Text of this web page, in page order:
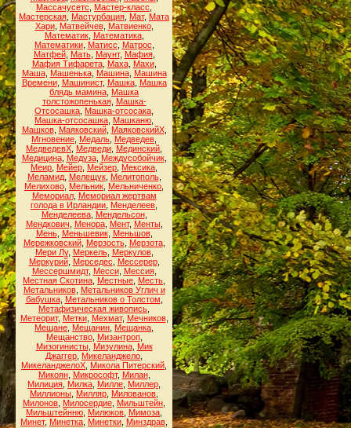
Массачусетс
Мастер-класс
Мастерская Мастурбация Мат, Мата
Хари, Матвейчев, Матвиенко,
Математик, Математика,
Математики, Матисс Матрос
Матфей, Мать, Маунт, Мафия,
Мафия Тифарета, Маха, Махи,
Маша, Машенька, Машина, Машина
Времени, Машинист, Машка, Машка
блядь мамина Машка
толстожопенькая, Машка-
Отсосашка Машка-отсосака
Машка-отсосашка Машканю
Машков, Маяковский, МаяковскийХ,
Мгновение Медаль Медведев
МедведевХ Медведи Мединский
Медицина, Медуза, Междусобойчик,
Меир Мейер Мейзер Мексика
Меламид, Мелещук, Мелитополь,
Мелихово Мельник Мельниченко
Мемориал, Мемориал жертвам
голода в Ирландии Менделеев
Менделеева, Мендельсон,
Мендкович
Менора, Мент, Менты,
Мень, Меньшевик, Меньшов,
Мережковский, Мерзость, Мерзота,
Мери Лу, Меркель, Меркулов,
Меркурий, Мерседес Мессерер,
Мессершмидт, Месси, Мессия,
Местная Скотина Местные Месть
Метальников, Метальников Углич и
бабушка, Метальников о Толстом
Метафизическая живопись
Метеорит, Метки, Мехмат, Мечников,
Мещане Мещанин Мещанка
Мещанство, Мизантроп,
Мизогинисты, Мизулина, Мик
Джаггер Микеланджело
МикеланджелоХ Микола Питерский
Микоян, Микрософт, Милан,
Милиция Милка Милле Миллер
Миллионы Милляр Милованов
Милонов Милосердие Мильштейн
Мильштейнню Милюков Мимоза
Минет, Минетка Минетки Минздрав